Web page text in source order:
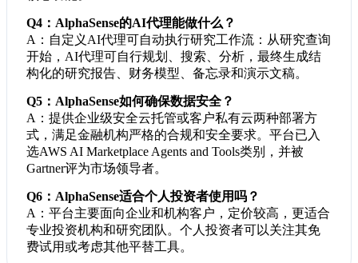
Q4：AlphaSense的AI代理能做什么？
A：自定义AI代理可自动执行研究工作流：从研究查询
开始，AI代理可自行规划、搜索、分析，最终生成结
构化的研究报告、财务模型、备忘录和演示文稿。
Q5：AlphaSense如何确保数据安全？
A：提供企业级安全云托管或客户私有云两种部署方
式，满足金融机构严格的合规和安全要求。平台已入
选AWS AI Marketplace Agents and Tools类别，并被
Gartner评为市场领导者。
Q6：AlphaSense适合个人投资者使用吗？
A：平台主要面向企业和机构客户，定价较高，更适合
专业投资机构和研究团队。个人投资者可以关注其免
费试用或考虑其他平替工具。